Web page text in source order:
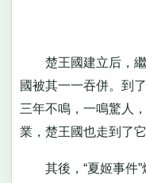
楚王國建立后，繼
國被其一一吞併。到
三年不鳴，一鳴驚人
業，楚王國也走到了它
其後，“夏姬事件”